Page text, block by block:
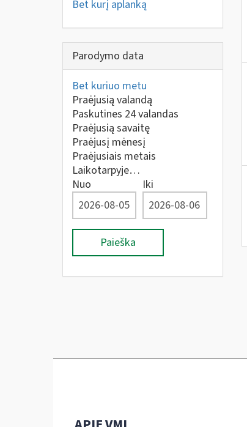
Bet kurį aplanką
Parodymo data
Bet kuriuo metu
Praėjusią valandą
Paskutines 24 valandas
Praėjusią savaitę
Praėjusį mėnesį
Praėjusiais metais
Laikotarpyje…
Nuo
Iki
Paieška